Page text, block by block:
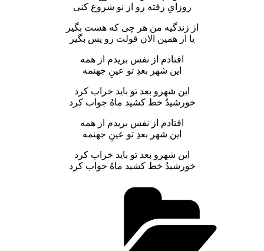
روزایِ رفته رو از نو شروع کنی
از زندگیه من هر چی که هست بگیر
یا از همین الان قولت رو پس بگیر
افتادم از نفس بریدم از همه
این شهر بعدِ تو عینِ جهنمه
این شهرو بعد تو باید خراب کرد
خورشیدُ خط کشید ماهُ جواب کرد
افتادم از نفس بریدم از همه
این شهر بعدِ تو عینِ جهنمه
این شهرو بعد تو باید خراب کرد
خورشیدُ خط کشید ماهُ جواب کرد